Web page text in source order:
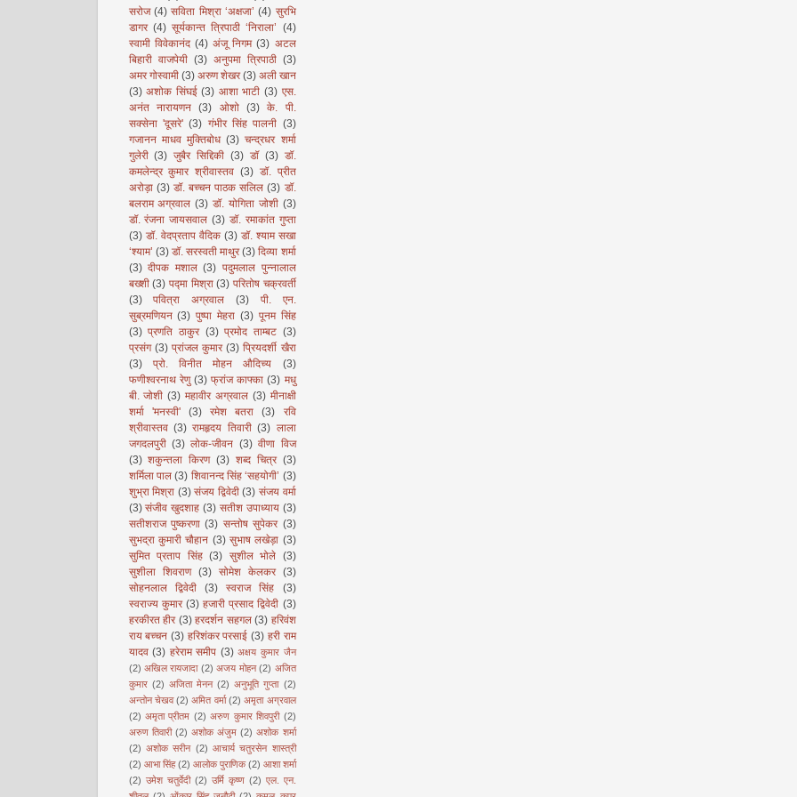
सरोज (4) सविता मिश्रा ‘अक्षजा’ (4) सुरभि
डागर (4) सूर्यकान्त त्रिपाठी ‘निराला’ (4)
स्वामी विवेकानंद (4) अंजू निगम (3) अटल
बिहारी वाजपेयी (3) अनुपमा त्रिपाठी (3)
अमर गोस्वामी (3) अरुण शेखर (3) अली खान
(3) अशोक सिंघई (3) आशा भाटी (3) एस.
अनंत नारायणन (3) ओशो (3) के. पी.
सक्सेना 'दूसरे' (3) गंभीर सिंह पालनी (3)
गजानन माधव मुक्तिबोध (3) चन्द्रधर शर्मा
गुलेरी (3) जुबैर सिद्दिकी (3) डॉ (3) डॉ.
कमलेन्द्र कुमार श्रीवास्तव (3) डॉ. प्रीत
अरोड़ा (3) डॉ. बच्चन पाठक सलिल (3) डॉ.
बलराम अग्रवाल (3) डॉ. योगिता जोशी (3)
डॉ. रंजना जायसवाल (3) डॉ. रमाकांत गुप्ता
(3) डॉ. वेदप्रताप वैदिक (3) डॉ. श्याम सखा
‘श्याम’ (3) डॉ. सरस्वती माथुर (3) दिव्या शर्मा
(3) दीपक मशाल (3) पदुमलाल पुन्नालाल
बख्शी (3) पद्मा मिश्रा (3) परितोष चक्रवर्ती
(3)
पवित्रा अग्रवाल (3)
पी. एन.
सुब्रमणियन (3) पुष्पा मेहरा (3) पूनम सिंह
(3) प्रणति ठाकुर (3) प्रमोद ताम्बट (3)
प्रसंग (3) प्रांजल कुमार (3) प्रियदर्शी खैरा
(3)
प्रो. विनीत मोहन औदिच्य
(3)
फणीश्वरनाथ रेणु (3) फ्रांज काफ्का (3) मधु
बी. जोशी (3) महावीर अग्रवाल (3) मीनाक्षी
शर्मा 'मनस्वी'
(3) रमेश बतरा (3)
रवि
श्रीवास्तव (3) रामहृदय तिवारी (3) लाला
जगदलपुरी (3) लोक-जीवन (3) वीणा विज
(3) शकुन्तला किरण (3) शब्द चित्र (3)
शर्मिला पाल (3) शिवानन्द सिंह ‘सहयोगी’ (3)
शुभ्रा मिश्रा (3) संजय द्विवेदी (3) संजय वर्मा
(3) संजीव खुदशाह (3) सतीश उपाध्याय (3)
सतीशराज पुष्करणा (3) सन्तोष सुपेकर (3)
सुभद्रा कुमारी चौहान (3) सुभाष लखेड़ा (3)
सुमित प्रताप सिंह (3) सुशील भोले (3)
सुशीला शिवराण
(3) सोमेश केलकर
(3)
सोहनलाल द्विवेदी
(3) स्वराज सिंह
(3)
स्वराज्य कुमार (3) हजारी प्रसाद द्विवेदी (3)
हरकीरत हीर (3) हरदर्शन सहगल (3) हरिवंश
राय बच्चन (3) हरिशंकर परसाई (3) हरी राम
यादव (3) हरेराम समीप (3) अक्षय कुमार जैन
(2) अखिल रायजादा (2) अजय मोहन (2) अजित
कुमार (2) अजिता मेनन (2) अनुभूति गुप्ता (2)
अन्तोन चेखव (2) अमित वर्मा (2) अमृता अग्रवाल
(2) अमृता प्रीतम (2) अरुण कुमार शिवपुरी (2)
अरुण तिवारी (2) अशोक अंजुम (2) अशोक शर्मा
(2) अशोक सरीन (2) आचार्य चतुरसेन शास्त्री
(2) आभा सिंह (2) आलोक पुराणिक (2) आशा शर्मा
(2) उमेश चतुर्वेदी (2) उर्मि कृष्ण (2) एल. एन.